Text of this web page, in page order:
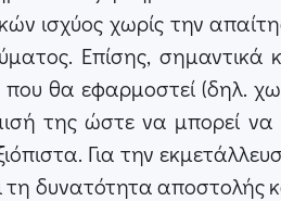
ισχύος χωρίς την
Επίσης, σημαντικά
θα εφαρμοστεί (δηλ.
της ώστε να μπορεί να
Για την
τη δυνατότητα